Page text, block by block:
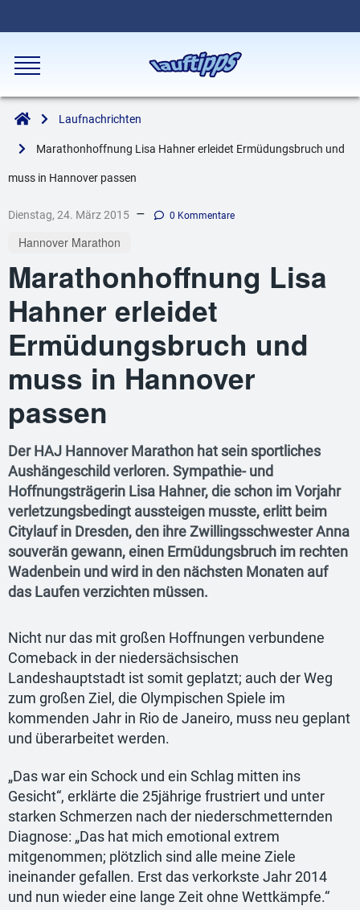
Laufnachrichten
Marathonhoffnung Lisa Hahner erleidet Ermüdungsbruch und
muss in Hannover passen
Dienstag, 24. März 2015 – 0 Kommentare
Hannover Marathon
Marathonhoffnung Lisa
Hahner erleidet
Ermüdungsbruch und
muss in Hannover
passen
Der HAJ Hannover Marathon hat sein sportliches
Aushängeschild verloren. Sympathie- und
Hoffnungsträgerin Lisa Hahner, die schon im Vorjahr
verletzungsbedingt aussteigen musste, erlitt beim
Citylauf in Dresden, den ihre Zwillingsschwester Anna
souverän gewann, einen Ermüdungsbruch im rechten
Wadenbein und wird in den nächsten Monaten auf
das Laufen verzichten müssen.
Nicht nur das mit großen Hoffnungen verbundene
Comeback in der niedersächsischen
Landeshauptstadt ist somit geplatzt; auch der Weg
zum großen Ziel, die Olympischen Spiele im
kommenden Jahr in Rio de Janeiro, muss neu geplant
und überarbeitet werden.
„Das war ein Schock und ein Schlag mitten ins
Gesicht“, erklärte die 25jährige frustriert und unter
starken Schmerzen nach der niederschmetternden
Diagnose: „Das hat mich emotional extrem
mitgenommen; plötzlich sind alle meine Ziele
ineinander gefallen. Erst das verkorkste Jahr 2014
und nun wieder eine lange Zeit ohne Wettkämpfe.“